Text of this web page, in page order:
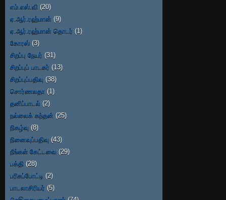
எம்.எஸ்.வி (20)
ஏ.ஆர்.ரஹ்மான் (9)
ஏ.ஆர்.ரஹ்மான் தொடர் (1)
கோரஸ் (3)
சிறப்பு நேயர் (31)
சிறப்புப் பாடகர் (13)
சிறப்புப்பதிவு (38)
சொர்ணலதா (1)
தனிப்பாடல் (2)
நல்லைக் கந்தன் (25)
நிகழ்வு (8)
நினைவுப்பதிவு (43)
நீங்கள் கேட்டவை (29)
பக்தி (28)
பரிசுப்போட்டி (2)
பாடலாசிரியர் (5)